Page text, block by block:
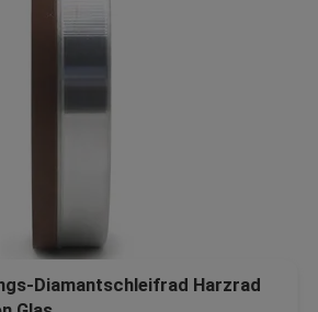
Diamantschleifrad Harzrad